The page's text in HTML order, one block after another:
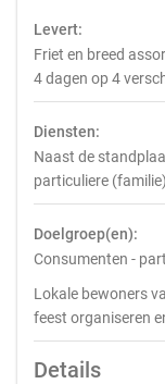
Levert:
Friet en breed
4 dagen op 4
Diensten:
Naast de
particuliere
Doelgroep(en):
Consumenten -
Lokale bewoners
feest organiseren
Details